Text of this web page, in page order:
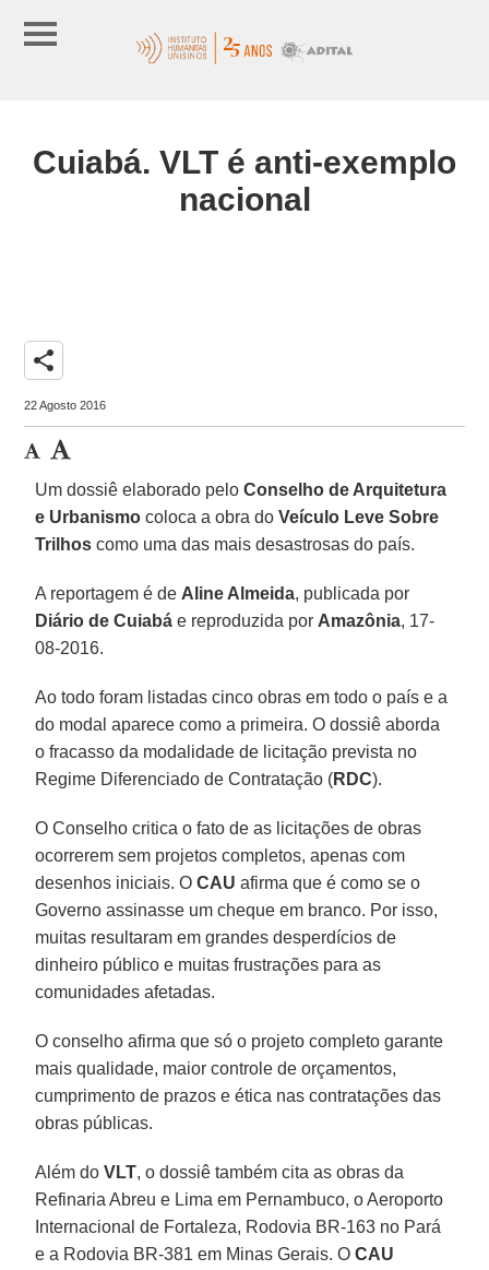
Cuiabá. VLT é anti-exemplo
nacional
share
22 Agosto 2016
Um dossiê elaborado peloConselho de Arquitetura
e Urbanismo coloca a obra doVeículo Leve Sobre
Trilhos como uma das mais desastrosas do país.
A reportagem é de Aline Almeida, publicada por
Diário de Cuiabá e reproduzida por Amazônia, 17-
08-2016.
Ao todo foram listadas cinco obras em todo o país e a
do modal aparece como a primeira. O dossiê aborda
o fracasso da modalidade de licitação prevista no
Regime Diferenciado de Contratação (RDC).
O Conselho critica o fato de as licitações de obras
ocorrerem sem projetos completos, apenas com
desenhos iniciais. OCAU afirma que é como se o
Governo assinasse um cheque em branco. Por isso,
muitas resultaram em grandes desperdícios de
dinheiro público e muitas frustrações para as
comunidades afetadas.
O conselho afirma que só o projeto completo garante
mais qualidade, maior controle de orçamentos,
cumprimento de prazos e ética nas contratações das
obras públicas.
Além doVLT, o dossiê também cita as obras da
Refinaria Abreu e Lima em Pernambuco, o Aeroporto
Internacional de Fortaleza, Rodovia BR-163 no Pará
e a Rodovia BR-381 em Minas Gerais. OCAU